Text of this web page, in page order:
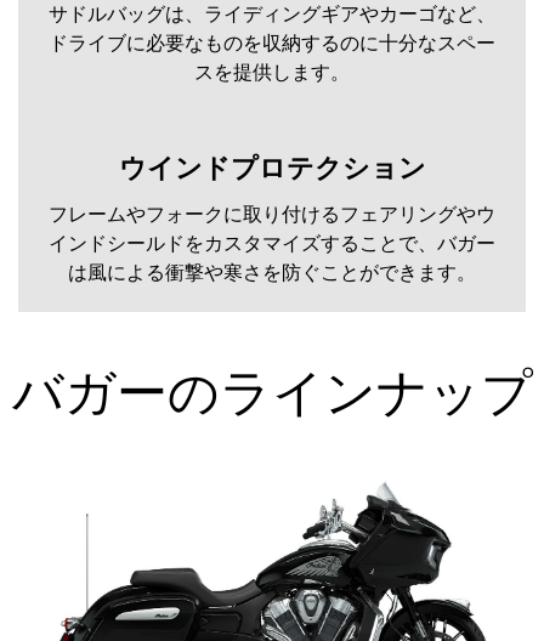
サドルバッグは、ライディングギアやカーゴなど、
ドライブに必要なものを収納するのに十分なスペー
スを提供します。
ウインドプロテクション
フレームやフォークに取り付けるフェアリングやウ
インドシールドをカスタマイズすることで、バガー
は風による衝撃や寒さを防ぐことができます。
バガーのラインナップ